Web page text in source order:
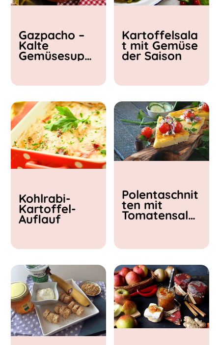
< 15 min
15 - 30 min
30 - 60 min
Gazpacho –
Kalte
Gemüsesupp
Kartoffelsala
t mit Gemüse
der Saison
Kohlrabi-
Kartoffel-
Auflauf
Polentaschnit
ten mit
Tomatensalat